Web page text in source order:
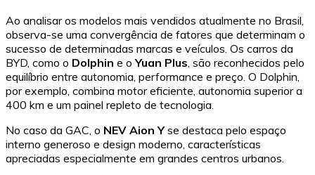
Ao analisar os modelos mais vendidos atualmente no Brasil,
observa-se uma convergência de fatores que determinam o
sucesso de determinadas marcas e veículos. Os carros da
BYD, como o Dolphin e oYuan Plus , são reconhecidos pelo
equilíbrio entre autonomia, performance e preço. O Dolphin,
por exemplo, combina motor eficiente, autonomia superior a
400 km e um painel repleto de tecnologia.
No caso da GAC, o NEV Aion Yse destaca pelo espaço
interno generoso e design moderno, características
apreciadas especialmente em grandes centros urbanos.